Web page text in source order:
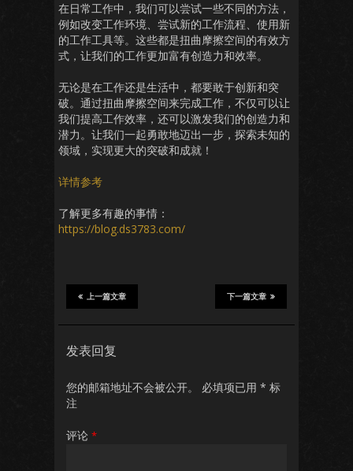
在日常工作中，我们可以尝试一些不同的方法，
例如改变工作环境、尝试新的工作流程、使用新
的工作工具等。这些都是扭曲摩擦空间的有效方
式，让我们的工作更加富有创造力和效率。
无论是在工作还是生活中，都要敢于创新和突
破。通过扭曲摩擦空间来完成工作，不仅可以让
我们提高工作效率，还可以激发我们的创造力和
潜力。让我们一起勇敢地迈出一步，探索未知的
领域，实现更大的突破和成就！
详情参考
了解更多有趣的事情：
https://blog.ds3783.com/
下一篇文章
上一篇文章
发表回复
您的邮箱地址不会被公开。 必填项已用 * 标
注
评论 *